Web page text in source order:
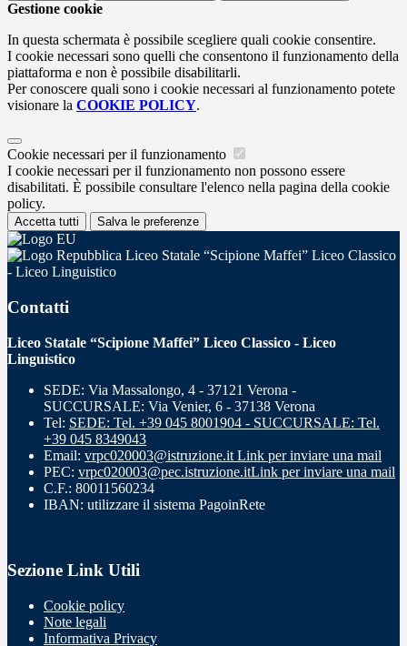
Gestione cookie
In questa schermata è possibile scegliere quali cookie consentire.
I cookie necessari sono quelli che consentono il funzionamento della
piattaforma e non è possibile disabilitarli.
Per conoscere quali sono i cookie necessari al funzionamento potete
visionare la COOKIE POLICY.
Cookie necessari per il funzionamento
I cookie necessari per il funzionamento non possono essere
disabilitati. È possibile consultare l'elenco nella pagina della cookie
policy.
Accetta tutti Salva le preferenze
Liceo Statale “Scipione Maffei” Liceo Classico
- Liceo Linguistico
Contatti
Liceo Statale “Scipione Maffei” Liceo Classico - Liceo
Linguistico
SEDE: Via Massalongo, 4 - 37121 Verona -
SUCCURSALE: Via Venier, 6 - 37138 Verona
Tel: SEDE: Tel. +39 045 8001904 - SUCCURSALE: Tel.
+39 045 8349043
Email: vrpc020003@istruzione.it Link per inviare una mail
PEC: vrpc020003@pec.istruzione.itLink per inviare una mail
C.F.: 80011560234
IBAN: utilizzare il sistema PagoinRete
Sezione Link Utili
Cookie policy
Note legali
Informativa Privacy